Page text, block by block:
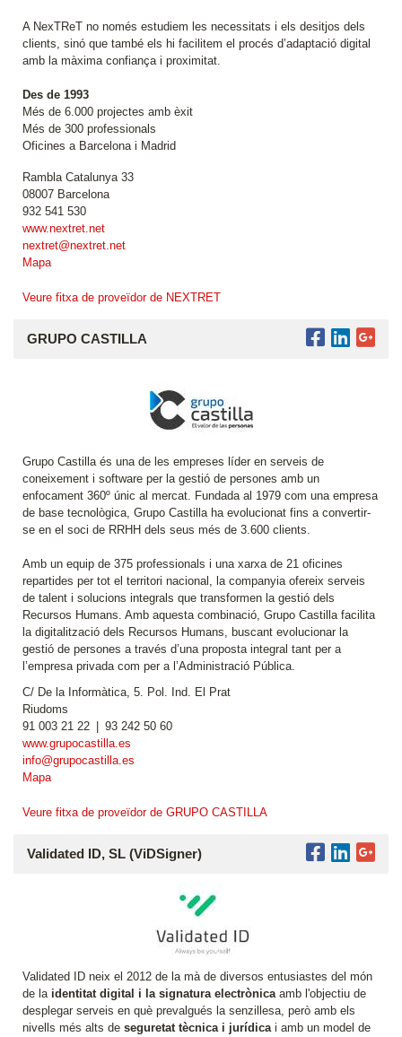
A NexTReT no només estudiem les necessitats i els desitjos dels
clients, sinó que també els hi facilitem el procés d’adaptació digital
amb la màxima confiança i proximitat.
Des de 1993
Més de 6.000 projectes amb èxit
Més de 300 professionals
Oficines a Barcelona i Madrid
Rambla Catalunya 33
08007 Barcelona
932 541 530
www.nextret.net
nextret@nextret.net
Mapa
Veure fitxa de proveïdor de NEXTRET
GRUPO CASTILLA
Grupo Castilla és una de les empreses líder en serveis de
coneixement i software per la gestió de persones amb un
enfocament 360º únic al mercat. Fundada al 1979 com una empresa
de base tecnològica, Grupo Castilla ha evolucionat fins a convertir-
se en el soci de RRHH dels seus més de 3.600 clients.
Amb un equip de 375 professionals i una xarxa de 21 oficines
repartides per tot el territori nacional, la companyia ofereix serveis
de talent i solucions integrals que transformen la gestió dels
Recursos Humans. Amb aquesta combinació, Grupo Castilla facilita
la digitalització dels Recursos Humans, buscant evolucionar la
gestió de persones a través d’una proposta integral tant per a
l’empresa privada com per a l’Administració Pública.
C/ De la Informàtica, 5. Pol. Ind. El Prat
Riudoms
91 003 21 22 | 93 242 50 60
www.grupocastilla.es
info@grupocastilla.es
Mapa
Veure fitxa de proveïdor de GRUPO CASTILLA
Validated ID, SL (ViDSigner)
Validated ID neix el 2012 de la mà de diversos entusiastes del món
de laidentitat digital i la signatura electrònica amb l'objectiu de
desplegar serveis en què prevalgués la senzillesa, però amb els
nivells més alts de seguretat tècnica i jurídicai amb un model de